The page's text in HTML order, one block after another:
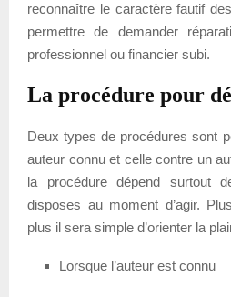
reconnaître le caractère fautif
permettre de demander
professionnel ou financier subi.
La procédure pour
Deux types de procédures sont
auteur connu et celle contre un
la procédure dépend surtout
disposes au moment d’agir.
plus il sera simple d’orienter la
Lorsque l’auteur est connu